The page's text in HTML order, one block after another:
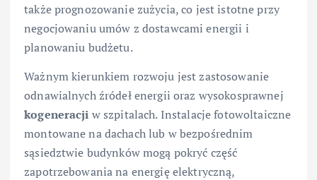
także prognozowanie zużycia, co jest istotne przy
negocjowaniu umów z dostawcami energii i
planowaniu budżetu.
Ważnym kierunkiem rozwoju jest zastosowanie
odnawialnych źródeł energii oraz wysokosprawnej
kogeneracji w szpitalach. Instalacje fotowoltaiczne
montowane na dachach lub w bezpośrednim
sąsiedztwie budynków mogą pokryć część
zapotrzebowania na energię elektryczną,